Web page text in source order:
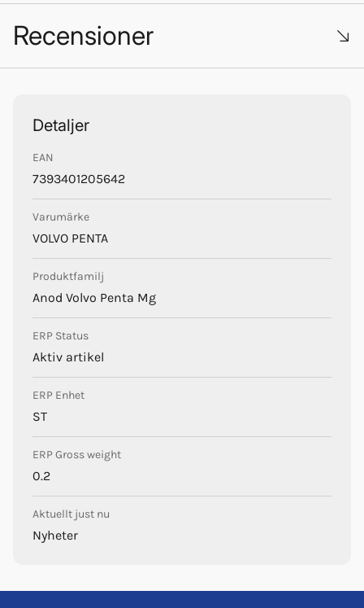
Volvo Penta
Recensioner
Detaljer
EAN
7393401205642
Varumärke
VOLVO PENTA
Produktfamilj
Anod Volvo Penta Mg
ERP Status
Aktiv artikel
ERP Enhet
ST
ERP Gross weight
0.2
Aktuellt just nu
Nyheter